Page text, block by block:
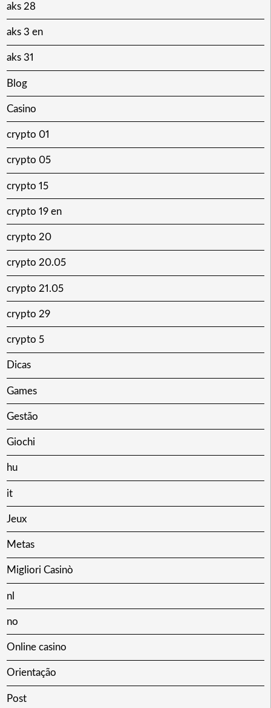
aks 28
aks 3 en
aks 31
Blog
Casino
crypto 01
crypto 05
crypto 15
crypto 19 en
crypto 20
crypto 20.05
crypto 21.05
crypto 29
crypto 5
Dicas
Games
Gestão
Giochi
hu
it
Jeux
Metas
Migliori Casinò
nl
no
Online casino
Orientação
Post